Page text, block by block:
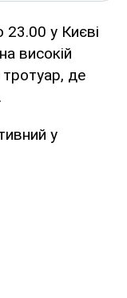
23.00 у Києві
високій
де
у